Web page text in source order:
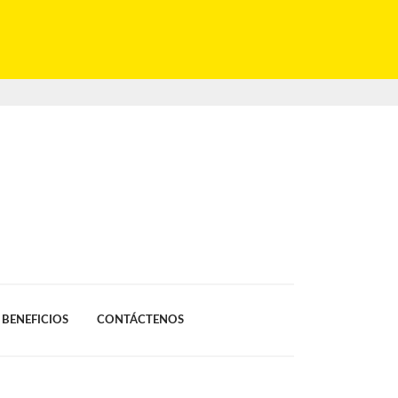
BENEFICIOS CONTÁCTENOS